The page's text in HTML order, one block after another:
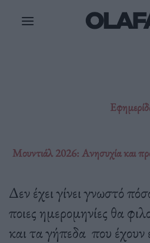
Μουντιάλ 2026: Ανησυχία και
Δεν έχει γίνει γνωστό
ποιες ημερομηνίες θα
και τα γήπεδα που έχουν